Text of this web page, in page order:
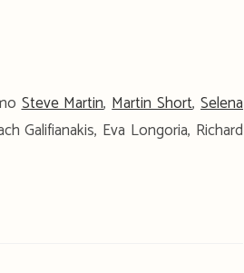
Steve Martin,Martin Short, Selena
Galifianakis, Eva Longoria, Richard